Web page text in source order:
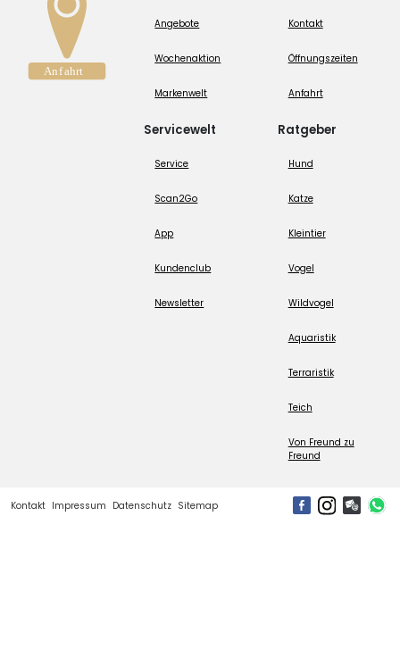
Angebote
Wochenaktion
Markenwelt
Servicewelt
Service
Scan2Go
App
Kundenclub
Newsletter
Kontakt
Öffnungszeiten
Anfahrt
Ratgeber
Hund
Katze
Kleintier
Vogel
Wildvogel
Aquaristik
Terraristik
Teich
Von Freund zu
Freund
Kontakt Impressum Datenschutz Sitemap